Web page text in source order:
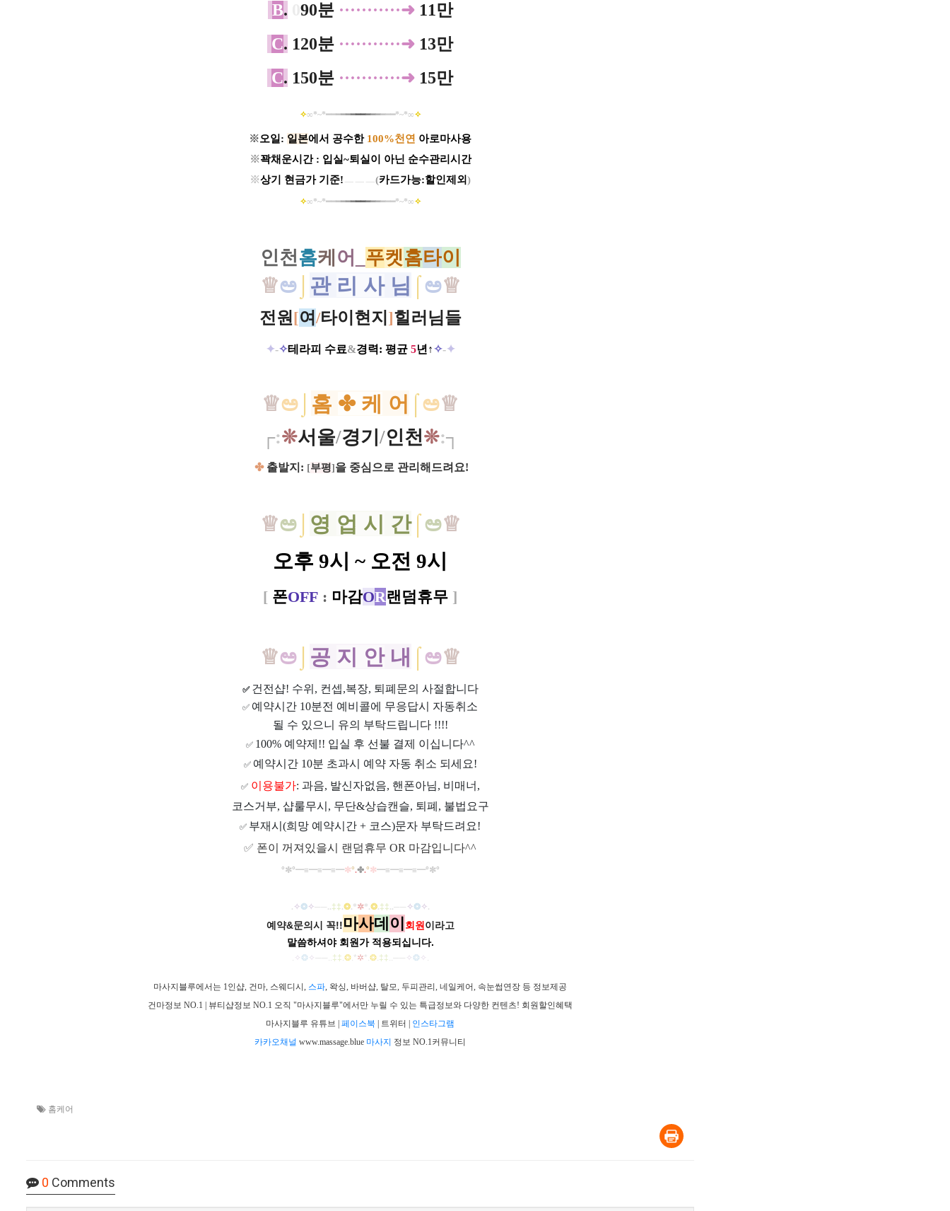
B. 90분 ···········➜ 11만
C. 120분 ···········➜ 13만
C. 150분 ···········➜ 15만
✧∞*~*━━━━━━━━━━━━━━*​~*∞✧
※오일: 일본에서 공수한 100%천연 아로마사용
※꽉채운시간 : 입실~퇴실이 아닌 순수관리시간
※상기 현금가 기준! (카드가능:할인제외)​
✧∞*~*━━━━━━━━━━━━━━*​~*∞✧
인천홈케 어_ 푸켓홈타이
♕ಅ⌡ 관 리 사님 ⌠ ಅ♕
전원 [여 /타이현지 ] 힐러님들
✦-✧테라피 수료&경력: 평균 5년↑✧-✦
♕ಅ 홈 ✤ 케 어 ⌠ ಅ♕
┌:❊서울/경기 /인천❊:┐
✤출발지: [부평]을 중심으로 관리해드려요​!
♕ಅ⌡ 영 업 시 간⌠ ಅ♕
오후 9시 ~ 오전 9시
[ 폰OFF : 마감OR랜덤휴무 ]
♕ಅ⌡ 공 지 안내 ⌠ ಅ♕
✅ 건전샵! 수위, 컨셉,복장, 퇴폐문의 사절합니다
✅ 예약시간 10분전 예비콜에 무응답시 자동취소
될 수 있으니 유의 부탁드립니다 !!!!
✅ 100% 예약제!! 입실 후 선불 결제 이십니다^^
✅ 예약시간 10분 초과시 예약 자동 취소 되세요!
✅ 이용불가: 과음, 발신자없음, 핸폰아님, 비매너,
코스거부, 샵룰무시, 무단&상습캔슬, 퇴폐, 불법요구
✅ 부재시(희망 예약시간 + 코스)문자 부탁드려요!
✅ 폰이 꺼져있을시 랜덤휴무 OR 마감입니다^^
°✼°━≡━≡━≡━✼°.✤.°✼━≡━≡━≡━°✼°
. ✧❂✧──..‡‡.❂.*✲*.❂.‡‡..── ✧❂✧.
예약&문의시 꼭!!마사데 이 회원이라고
말씀하셔야 회원가 적용되십니다.
✧ ❂ ✧── ‡‡ ❂. * ✲ * ❂. ‡‡ ── ✧ ❂ ✧
마사지블루에서는 1인샵, 건마, 스웨디시, 스파 , 왁싱, 바버샵, 탈모, 두피관리, 네일케어, 속눈썹연장 등 정보제공
건마정보 NO.1 | 뷰티샵정보 NO.1 오직 "마사지블루"에서만 누릴 수 있는 특급정보와 다양한 컨텐츠! 회원할인혜택
마사지블루 유튜브 | 페이스북 | 트위터 | 인스타그램
카카오채널 www.massage.blue 마사지 정보 NO.1커뮤니티
홈케어
0 Comments